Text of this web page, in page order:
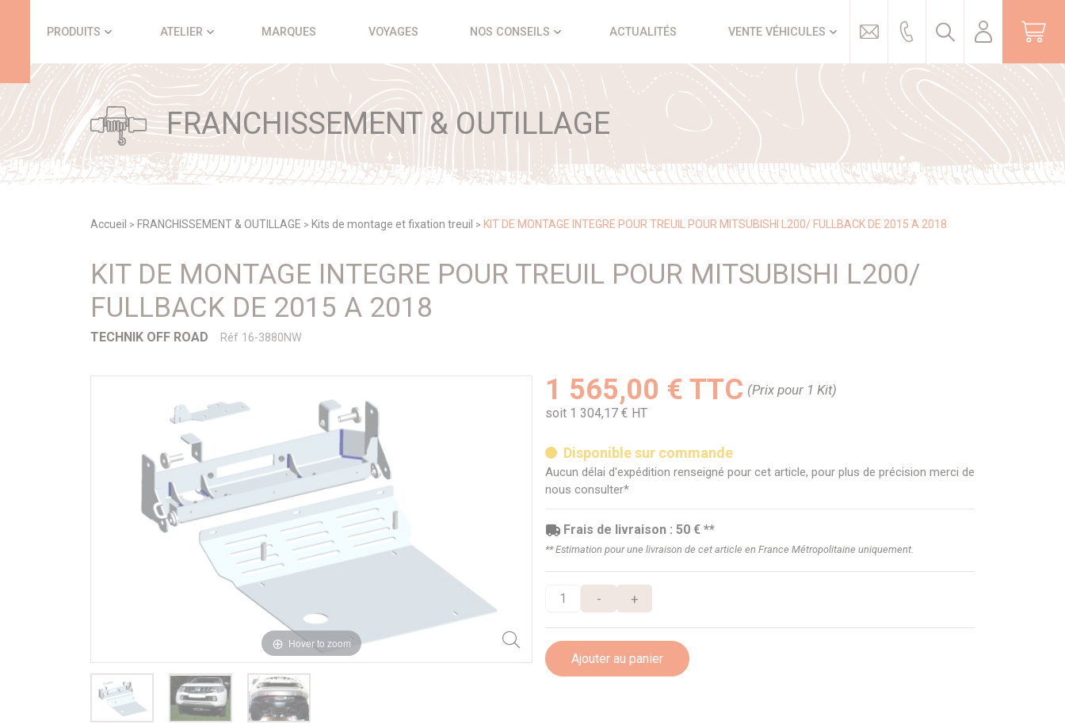
PRODUITS ATELIER MARQUES VOYAGES NOS CONSEILS ACTUALITÉS VENTE VÉHICULES
FRANCHISSEMENT & OUTILLAGE
Accueil > FRANCHISSEMENT & OUTILLAGE > Kits de montage et fixation treuil > KIT DE MONTAGE INTEGRE POUR TREUIL POUR MITSUBISHI L200/ FULLBACK DE 2015 A 2018
KIT DE MONTAGE INTEGRE POUR TREUIL POUR MITSUBISHI L200/
FULLBACK DE 2015 A 2018
TECHNIK OFF ROAD Réf 16-3880NW
Hover to zoom
1 565,00 € TTC (Prix pour 1 Kit)
soit 1 304,17 € HT
Disponible sur commande
Aucun délai d'expédition renseigné pour cet article, pour plus de précision merci de
nous consulter*
Frais de livraison : 50 € **
** Estimation pour une livraison de cet article en France Métropolitaine uniquement.
- +
Ajouter au panier